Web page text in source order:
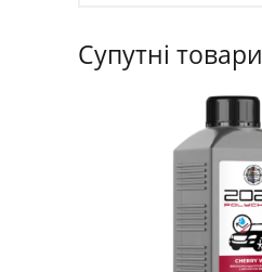
Супутні товари